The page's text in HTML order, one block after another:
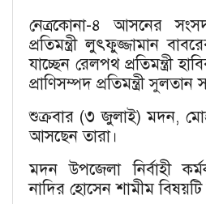
নেত্রকোনা-৪ আসনের
প্রতিমন্ত্রী লুৎফুজ্জামান
যাচ্ছেন রেলপথ প্রতিমন্ত্রী
প্রাণিসম্পদ প্রতিমন্ত্রী সুলতান
শুক্রবার (৩ জুলাই) মদন,
আসছেন তারা।
মদন উপজেলা নির্বাহী
নাদির হোসেন শামীম বিষয়টি